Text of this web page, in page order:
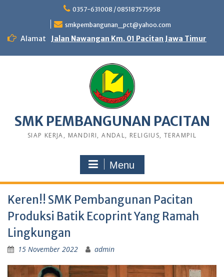
0357-631008 / 085187575958
smkpembangunan_pct@yahoo.com
Alamat Jalan Nawangan Km. 01 Pacitan Jawa Timur
SMK PEMBANGUNAN PACITAN
SIAP KERJA, MANDIRI, ANDAL, RELIGIUS, TERAMPIL
Menu
Keren!! SMK Pembangunan Pacitan
Produksi Batik Ecoprint Yang Ramah
Lingkungan
15 November 2022 admin